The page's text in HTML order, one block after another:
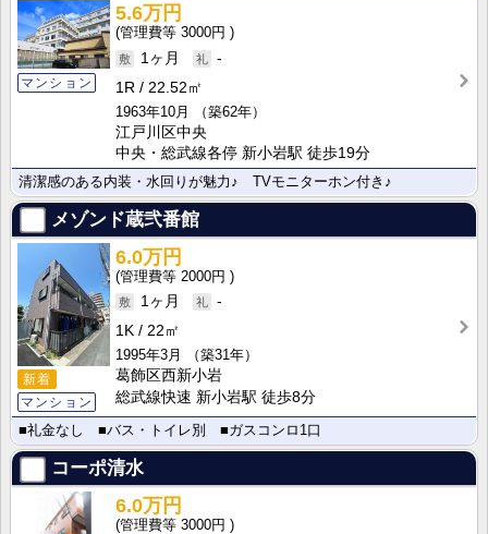
マンション
5.6万円
3000円
1ヶ月
-
1R
22.52㎡
1963年10月
（築62年）
江戸川区中央
中央・総武線各停 新小岩駅 徒歩19分
清潔感のある内装・水回りが魅力♪ TVモニターホン付き♪
メゾンド蔵弐番館
新着
マンション
6.0万円
2000円
1ヶ月
-
1K
22㎡
1995年3月
（築31年）
葛飾区西新小岩
総武線快速 新小岩駅 徒歩8分
■礼金なし ■バス・トイレ別 ■ガスコンロ1口
コーポ清水
6.0万円
3000円